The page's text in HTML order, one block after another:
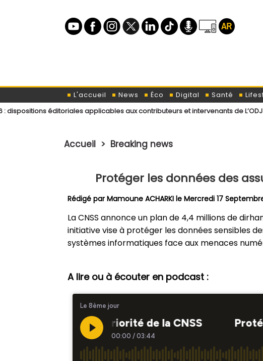
L'accueil News Éco Digital Santé
applicables aux contributeurs et intervenants de L’ODJ Média
Accueil > Breaking news
Protéger les données des
Rédigé parMamoune ACHARKI le Mercredi 17
La CNSS annonce un plan de 4,4 millions de
initiative vise à protéger les données sensibles
systèmes informatiques face aux menaces
A lire ou à écouter en podcast :